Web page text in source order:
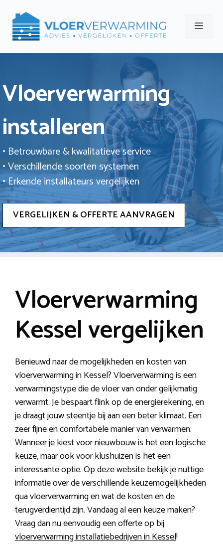
naar
Menu
Vloerverwarming
installeren
• Betrouwbare & kwalitatieve service
• Verschillende soorten systemen
• Erkende installateurs vergelijken
VERGELIJKEN & OFFERTE AANVRAGEN
Vloerverwarming
Kessel vergelijken
Benieuwd naar de mogelijkheden en kosten van
vloerverwarming in Kessel? Vloerverwarming is een
verwarmingstype die de vloer van onder gelijkmatig
verwarmt. Je bespaart flink op de energierekening, en
je draagt jouw steentje bij aan een beter klimaat. Een
zeer fijne en comfortabele manier van verwarmen.
Wanneer je kiest voor nieuwbouw is het een logische
keuze, maar ook voor klushuizen is het een
interessante optie. Op deze website bekijk je nuttige
informatie over de verschillende keuzemogelijkheden
qua vloerverwarming en wat de kosten en de
terugverdientijd zijn. Vandaag al een keuze maken?
Vraag dan nu eenvoudig een offerte op bij
vloerverwarming installatiebedrijven in Kessel!